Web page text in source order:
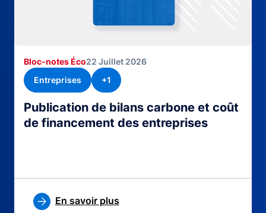
Publication de bilans carbone et coût
de financement des entreprises
Bloc-notes Éco22 Juillet 2026
Entreprises
+1
En savoir plus